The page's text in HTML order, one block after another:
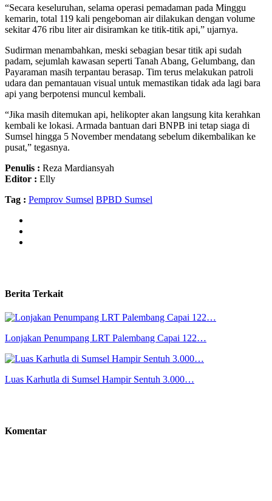
“Secara keseluruhan, selama operasi pemadaman pada Minggu
kemarin, total 119 kali pengeboman air dilakukan dengan volume
sekitar 476 ribu liter air disiramkan ke titik-titik api,” ujarnya.
Sudirman menambahkan, meski sebagian besar titik api sudah
padam, sejumlah kawasan seperti Tanah Abang, Gelumbang, dan
Payaraman masih terpantau berasap. Tim terus melakukan patroli
udara dan pemantauan visual untuk memastikan tidak ada lagi bara
api yang berpotensi muncul kembali.
“Jika masih ditemukan api, helikopter akan langsung kita kerahkan
kembali ke lokasi. Armada bantuan dari BNPB ini tetap siaga di
Sumsel hingga 5 November mendatang sebelum dikembalikan ke
pusat,” tegasnya.
Penulis : Reza Mardiansyah
Editor : Elly
Tag : Pemprov Sumsel BPBD Sumsel
Berita Terkait
Lonjakan Penumpang LRT Palembang Capai 122…
Luas Karhutla di Sumsel Hampir Sentuh 3.000…
Komentar